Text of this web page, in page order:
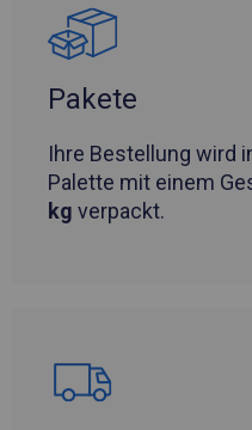
Pakete
Ihre Bestellung wird
Palette mit einem
kg verpackt.